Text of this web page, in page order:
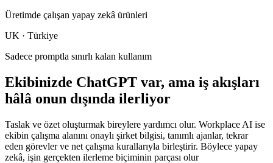
Üretimde çalışan yapay zekâ ürünleri
UK · Türkiye
Sadece promptla sınırlı kalan kullanım
Ekibinizde ChatGPT var, ama iş akışları
hâlâ onun dışında ilerliyor
Taslak ve özet oluşturmak bireylere yardımcı olur. Workplace AI ise
ekibin çalışma alanını onaylı şirket bilgisi, tanımlı ajanlar, tekrar
eden görevler ve net çalışma kurallarıyla birleştirir. Böylece yapay
zekâ, işin gerçekten ilerleme biçiminin parçası olur